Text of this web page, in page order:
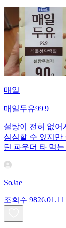
매일
매일두유99.9
설탕이 전혀 없어
심심할 수 있지만
틴 파우더 타 먹
SoJae
조회수 9826.01.11